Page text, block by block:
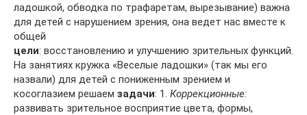
ладошкой, обводка по трафаретам, вырезывание) важна
для детей с нарушением зрения, она ведет нас вместе к
общей
цели: восстановлению и улучшению зрительных функций.
На занятиях кружка «Веселые ладошки» (так мы его
назвали) для детей с пониженным зрением и
косоглазием решаем задачи: 1. Коррекционные:
развивать зрительное восприятие цвета, формы,